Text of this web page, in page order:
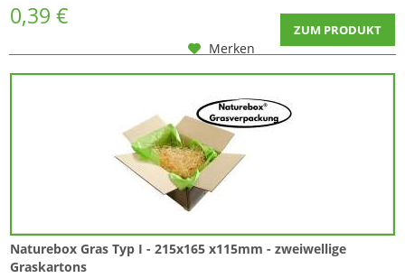
0,39 € ZUM PRODUKT
Merken
Naturebox Gras Typ I - 215x165 x115mm - zweiwellige
Graskartons